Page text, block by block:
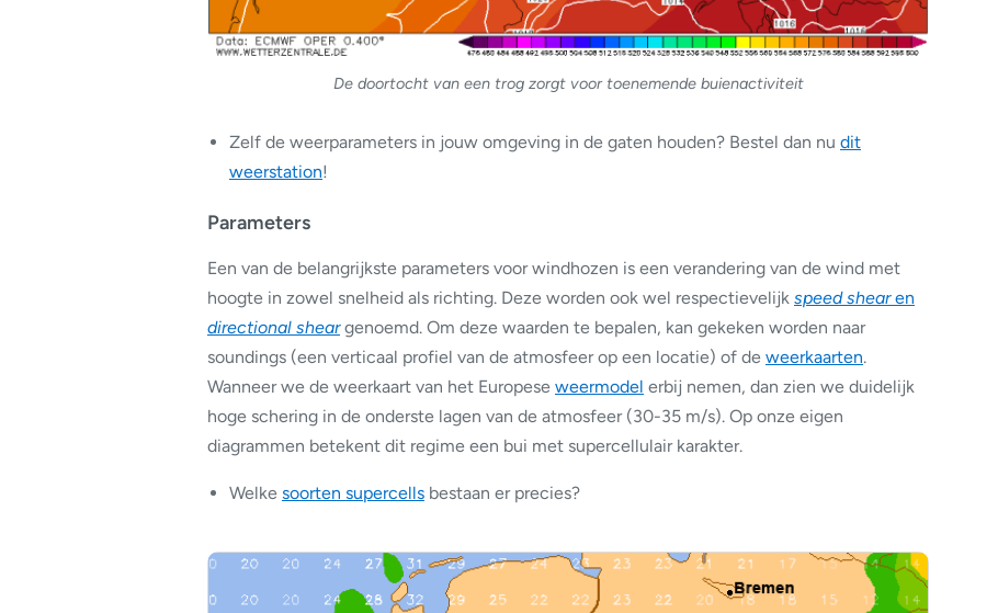
De doortocht van een trog zorgt voor toenemende buienactiviteit
Zelf de weerparameters in jouw omgeving in de gaten houden? Bestel dan nu dit
weerstation!
Parameters
Een van de belangrijkste parameters voor windhozen is een verandering van de wind met
hoogte in zowel snelheid als richting. Deze worden ook wel respectievelijk speed shearen
directional sheargenoemd. Om deze waarden te bepalen, kan gekeken worden naar
soundings (een verticaal profiel van de atmosfeer op een locatie) of de weerkaarten.
Wanneer we de weerkaart van het Europese weermodel erbij nemen, dan zien we duidelijk
hoge schering in de onderste lagen van de atmosfeer (30-35 m/s). Op onze eigen
diagrammen betekent dit regime een bui met supercellulair karakter.
Welke soorten supercells bestaan er precies?